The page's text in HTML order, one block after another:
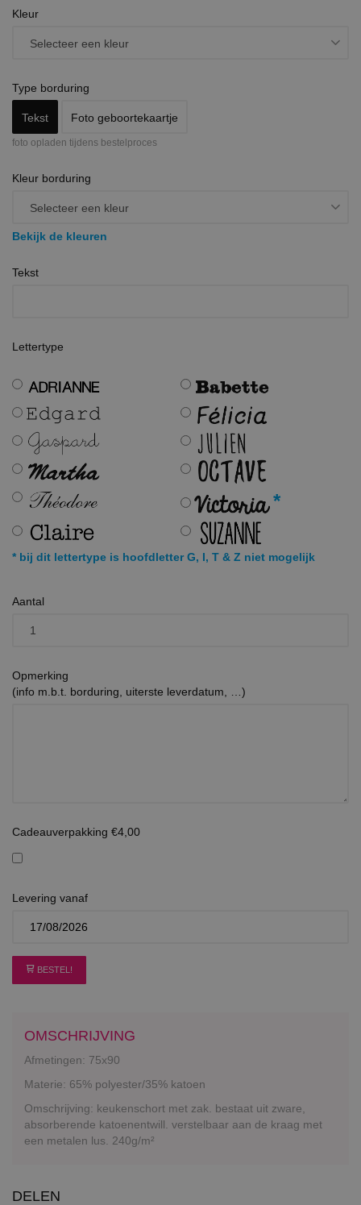
Kleur
Type borduring
Tekst Foto geboortekaartje
foto opladen tijdens bestelproces
Kleur borduring
Bekijk de kleuren
Tekst
Lettertype
*
* bij dit lettertype is hoofdletter G, I, T & Z niet mogelijk
Aantal
Opmerking
(info m.b.t. borduring, uiterste leverdatum, …)
Cadeauverpakking €4,00
Levering vanaf
BESTEL!
OMSCHRIJVING
Afmetingen: 75x90
Materie: 65% polyester/35% katoen
Omschrijving: keukenschort met zak. bestaat uit zware,
absorberende katoenentwill. verstelbaar aan de kraag met
een metalen lus. 240g/m²
DELEN